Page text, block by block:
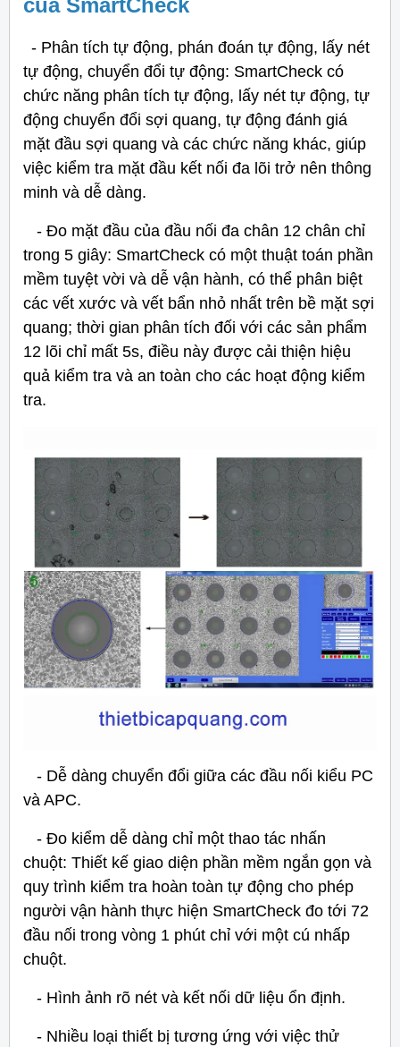
- Phân tích tự động, phán đoán tự động, lấy nét
tự động, chuyển đổi tự động: SmartCheck có
chức năng phân tích tự động, lấy nét tự động, tự
động chuyển đổi sợi quang, tự động đánh giá
mặt đầu sợi quang và các chức năng khác, giúp
việc kiểm tra mặt đầu kết nối đa lõi trở nên thông
minh và dễ dàng.
- Đo mặt đầu của đầu nối đa chân 12 chân chỉ
trong 5 giây: SmartCheck có một thuật toán phần
mềm tuyệt vời và dễ vận hành, có thể phân biệt
các vết xước và vết bẩn nhỏ nhất trên bề mặt sợi
quang; thời gian phân tích đối với các sản phẩm
12 lõi chỉ mất 5s, điều này được cải thiện hiệu
quả kiểm tra và an toàn cho các hoạt động kiểm
tra.
- Dễ dàng chuyển đổi giữa các đầu nối kiểu PC
và APC.
- Đo kiểm dễ dàng chỉ một thao tác nhấn
chuột: Thiết kế giao diện phần mềm ngắn gọn và
quy trình kiểm tra hoàn toàn tự động cho phép
người vận hành thực hiện SmartCheck đo tới 72
đầu nối trong vòng 1 phút chỉ với một cú nhấp
chuột.
- Hình ảnh rõ nét và kết nối dữ liệu ổn định.
- Nhiều loại thiết bị tương ứng với việc thử